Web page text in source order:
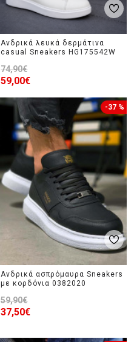
Ανδρικά λευκά δερμάτινα
casual Sneakers HG175542W
59,00€
74,90€
-37 %
Ανδρικά ασπρόμαυρα Sneakers
με κορδόνια 0382020
37,50€
59,90€